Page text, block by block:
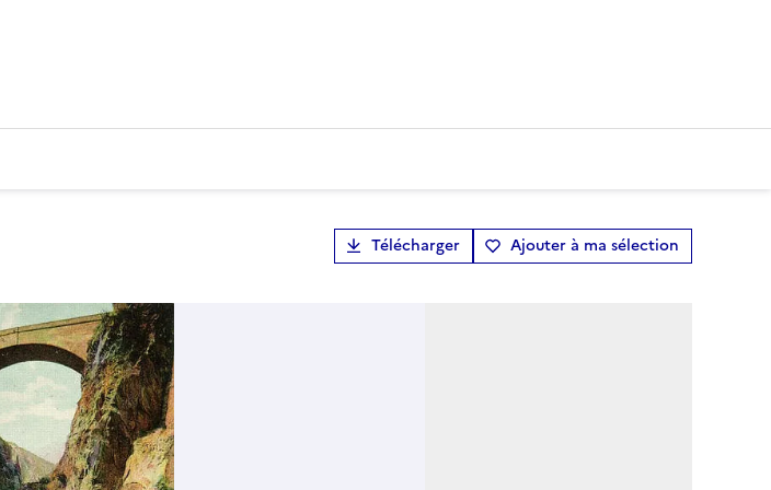
Télécharger Ajouter à ma sélection